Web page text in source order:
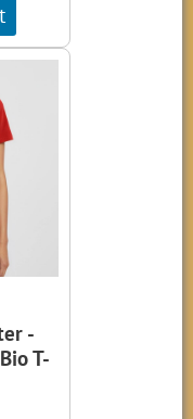
-
T-